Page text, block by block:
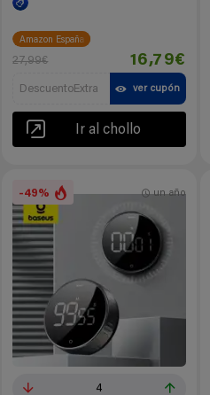
Amazon España
27,99€ 16,79€
DescuentoExtra ver cupón
Ir al chollo
-49%
4
un año